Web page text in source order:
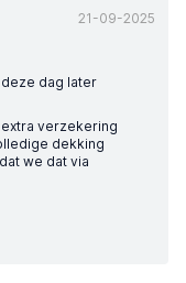
21-09-2025
dag later
verzekering
dekking
we dat via